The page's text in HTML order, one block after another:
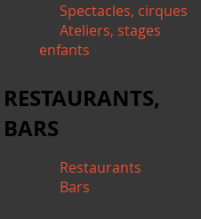
Spectacles, cirques
Ateliers, stages
enfants
RESTAURANTS,
BARS
Restaurants
Bars